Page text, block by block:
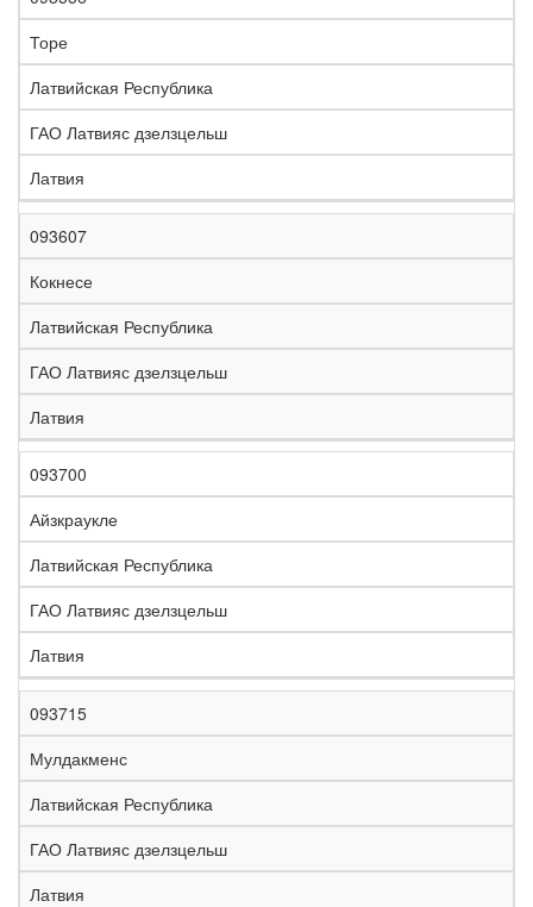
К
о
д
н
и
е
а
а
о
а
и
н
Торе
Латвийская Республика
ГАО Латвияс дзелзцельш
Латвия
093607
Кокнесе
Латвийская Республика
ГАО Латвияс дзелзцельш
Латвия
093700
Айзкраукле
Латвийская Республика
ГАО Латвияс дзелзцельш
Латвия
093715
Мулдакменс
Латвийская Республика
ГАО Латвияс дзелзцельш
Латвия